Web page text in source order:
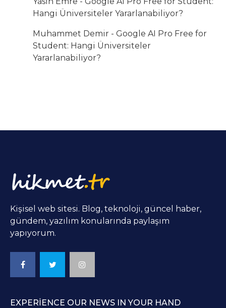
Hangi Üniversiteler Yararlanabiliyor?
Muhammet Demir - Google AI Pro Free for
Student: Hangi Üniversiteler
Yararlanabiliyor?
Kişisel web sitesi. Blog, teknoloji, güncel haber,
gündem, yazılım konularında paylaşım
yapıyorum.
EXPERIENCE OUR NEWS IN YOUR HAND